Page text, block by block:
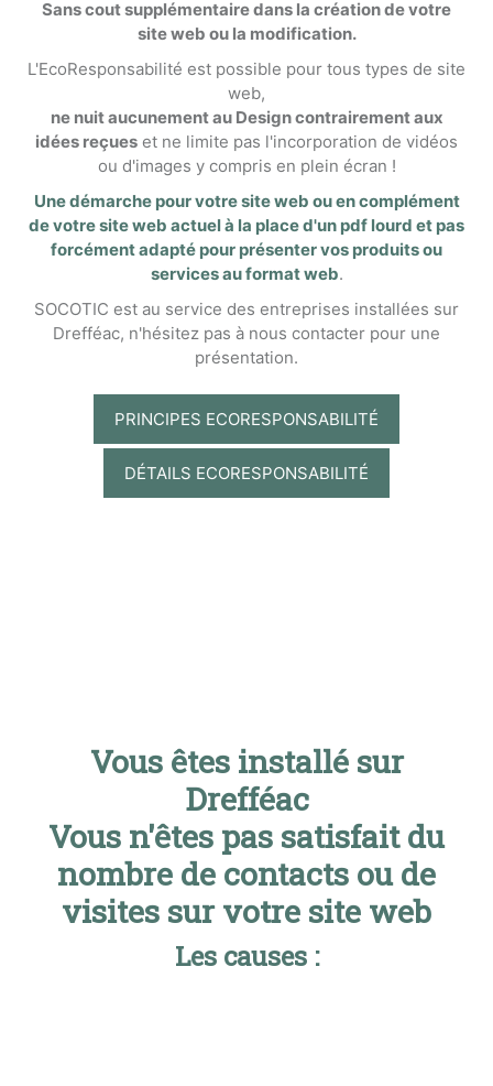
Sans cout supplémentaire dans la création de votre
site web ou la modification.
L'EcoResponsabilité est possible pour tous types de site
web,
ne nuit aucunement au Design contrairement aux
idées reçues et ne limite pas l'incorporation de vidéos
ou d'images y compris en plein écran !
Une démarche pour votre site web ou en complément
de votre site web actuel à la place d'un pdf lourd et pas
forcément adapté pour présenter vos produits ou
services au format web.
SOCOTIC est au service des entreprises installées sur
Drefféac, n'hésitez pas à nous contacter pour une
présentation.
PRINCIPES ECORESPONSABILITÉ
DÉTAILS ECORESPONSABILITÉ
Vous êtes installé sur
Drefféac
Vous n'êtes pas satisfait du
nombre de contacts ou de
visites sur votre site web
Les causes :